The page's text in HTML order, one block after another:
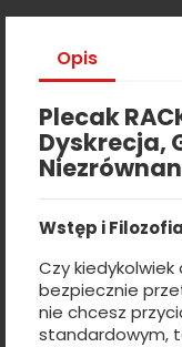
Opis
Plecak
Dyskrecja,
Wstęp i
Czy kiedykolwiek
bezpiecznie
nie chcesz
standardowym,